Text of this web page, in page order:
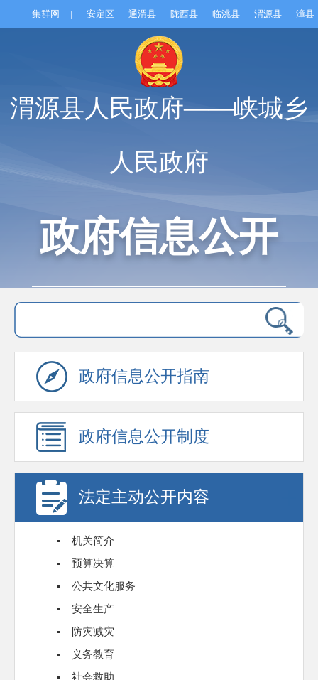
集群网 | 安定区 通渭县 陇西县 临洮县 渭源县 漳县
渭源县人民政府——峡城乡
人民政府
政府信息公开
政府信息公开指南
政府信息公开制度
法定主动公开内容
机关简介
预算决算
公共文化服务
安全生产
防灾减灾
义务教育
社会救助